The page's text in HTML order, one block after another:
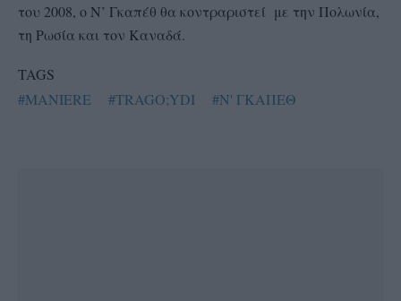
του 2008, ο Ν’ Γκαπέθ θα κοντραριστεί με την Πολωνία,
τη Ρωσία και τον Καναδά.
TAGS
#MANIERE
#TRAGO;YDI #Ν' ΓΚΑΠΕΘ